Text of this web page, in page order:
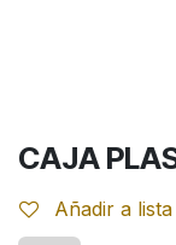
CAJA
Añadir a